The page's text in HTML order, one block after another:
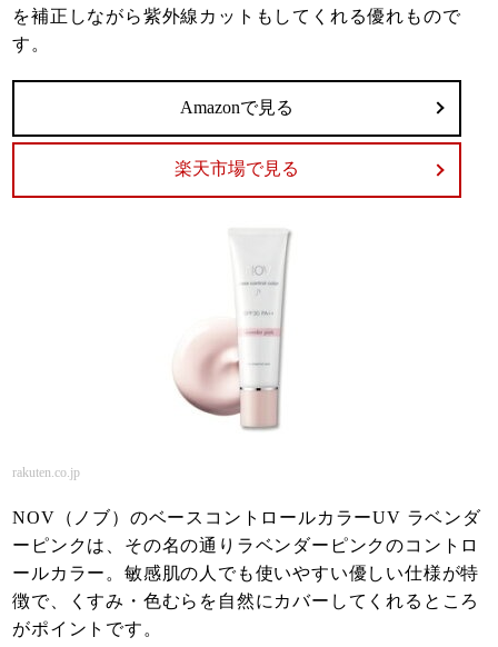
を補正しながら紫外線カットもしてくれる優れもので
す。
Amazonで見る
楽天市場で見る
rakuten.co.jp
NOV（ノブ）のベースコントロールカラーUV ラベンダ
ーピンクは、その名の通りラベンダーピンクのコントロ
ールカラー。敏感肌の人でも使いやすい優しい仕様が特
徴で、くすみ・色むらを自然にカバーしてくれるところ
がポイントです。